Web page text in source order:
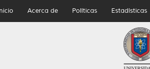
Acerca de Políticas Estadísticas